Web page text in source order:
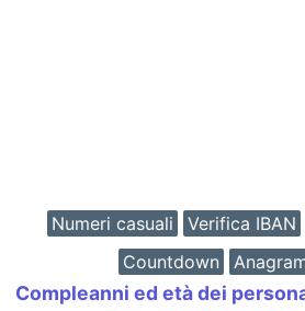
Numeri casuali Verifica IBAN
Countdown
Compleanni ed età dei